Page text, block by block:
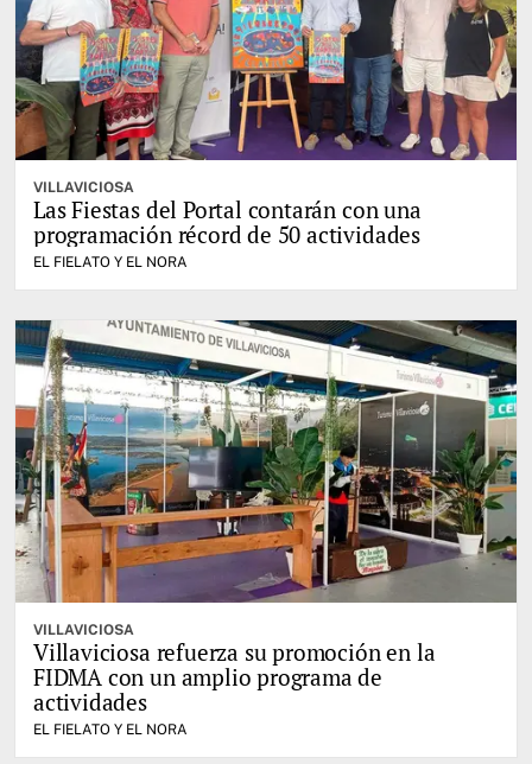
VILLAVICIOSA
Las Fiestas del Portal contarán con una
programación récord de 50 actividades
EL FIELATO Y EL NORA
VILLAVICIOSA
Villaviciosa refuerza su promoción en la
FIDMA con un amplio programa de
actividades
EL FIELATO Y EL NORA